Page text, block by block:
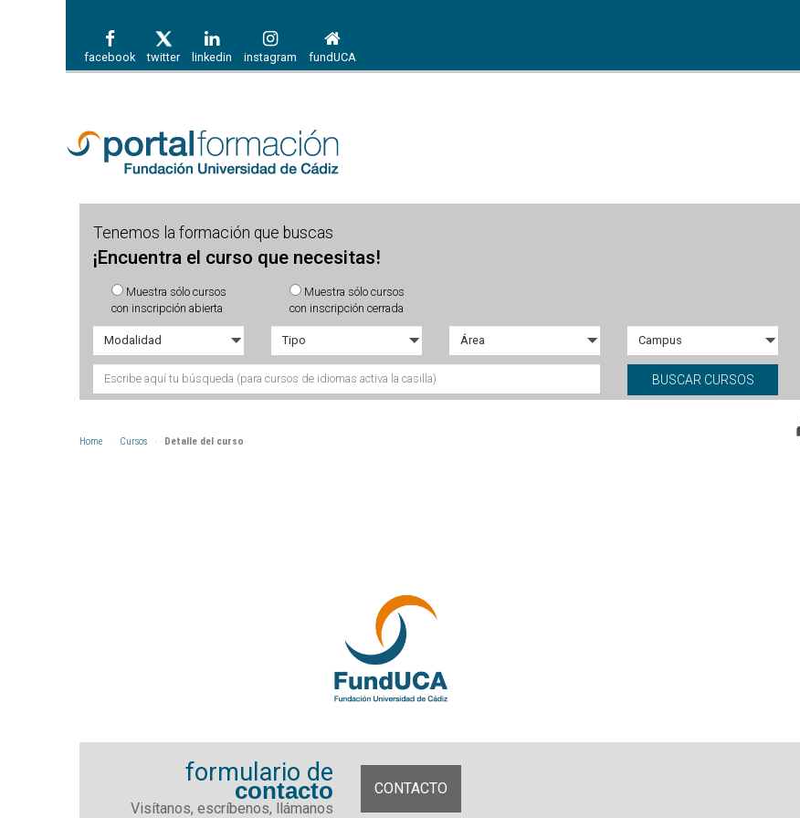
facebook twitter linkedin instagram fundUCA
Tenemos la formación que buscas
¡Encuentra el curso que necesitas!
Muestra sólo cursos
con inscripción abierta
Muestra sólo cursos
con inscripción cerrada
Home Cursos Detalle del curso
formulario de
contacto
Visítanos, escríbenos, llámanos
CONTACTO